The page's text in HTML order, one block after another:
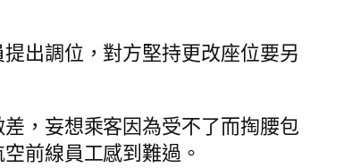
出調位，對方堅持更改座位要另
，妄想乘客因為受不了而掏腰包
前線員工感到難過。